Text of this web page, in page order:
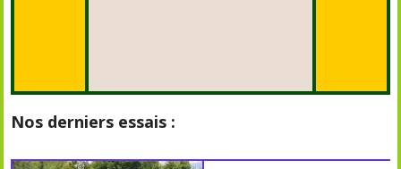
Nos derniers essais :